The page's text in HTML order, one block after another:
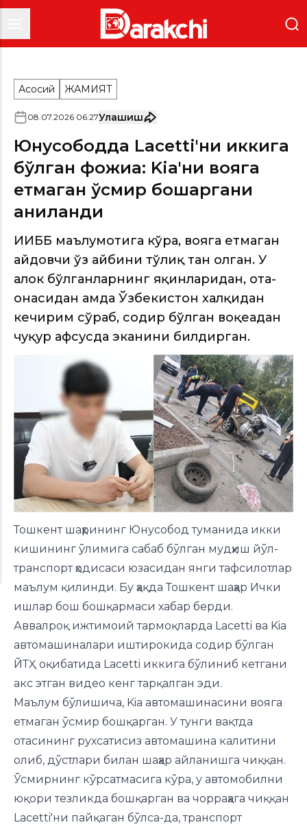
Асосий ЖАМИЯТ
08.07.2026 06:27Улашиш
Юнусободда Lacetti'ни иккига
бўлган фожиа: Kia'ни вояга
етмаган ўсмир бошқаргани
аниқланди
ИИББ маълумотига кўра, вояга етмаган
ҳайдовчи ўз айбини тўлиқ тан олган. У
ҳалок бўлганларнинг яқинларидан, ота-
онасидан ҳамда Ўзбекистон халқидан
кечирим сўраб, содир бўлган воқеадан
чуқур афсусда эканини билдирган.
Тошкент шаҳрининг Юнусобод туманида икки
кишининг ўлимига сабаб бўлган мудҳиш йўл-
транспорт ҳодисаси юзасидан янги тафсилотлар
маълум қилинди. Бу ҳақда Тошкент шаҳар Ички
ишлар бош бошқармаси хабар берди.
Аввалроқ ижтимоий тармоқларда Lacetti ва Kia
автомашиналари иштирокида содир бўлган
ЙТҲ оқибатида Lacetti иккига бўлиниб кетгани
акс этган видео кенг тарқалган эди.
Маълум бўлишича, Kia автомашинасини вояга
етмаган ўсмир бошқарган. У тунги вақтда
отасининг рухсатисиз автомашина калитини
олиб, дўстлари билан шаҳар айланишга чиққан.
Ўсмирнинг кўрсатмасига кўра, у автомобилни
юқори тезликда бошқарган ва чорраҳага чиққан
Lacetti'ни пайқаган бўлса-да, транспорт